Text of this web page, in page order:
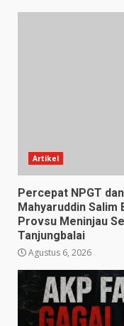
Artikel
Percepat NPGT
Mahyaruddin Salim
Provsu Meninjau
Tanjungbalai
Agustus 6, 2026